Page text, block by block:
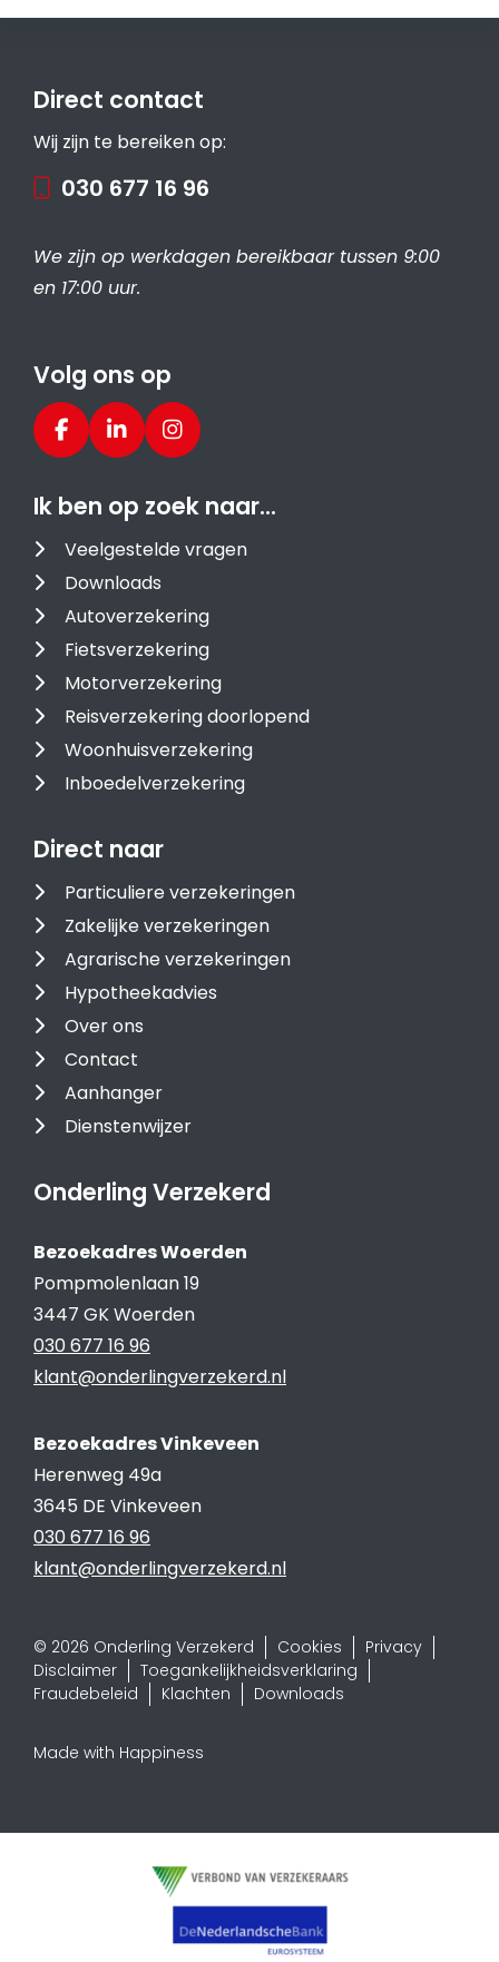
Direct contact
Wij zijn te bereiken op:
030 677 16 96
We zijn op werkdagen bereikbaar tussen 9:00
en 17:00 uur.
Volg ons op
Ik ben op zoek naar…
Veelgestelde vragen
Downloads
Autoverzekering
Fietsverzekering
Motorverzekering
Reisverzekering doorlopend
Woonhuisverzekering
Inboedelverzekering
Direct naar
Particuliere verzekeringen
Zakelijke verzekeringen
Agrarische verzekeringen
Hypotheekadvies
Over ons
Contact
Aanhanger
Dienstenwijzer
Onderling Verzekerd
Bezoekadres Woerden
Pompmolenlaan 19
3447 GK Woerden
030 677 16 96
klant@onderlingverzekerd.nl
Bezoekadres Vinkeveen
Herenweg 49a
3645 DE Vinkeveen
030 677 16 96
klant@onderlingverzekerd.nl
© 2026 Onderling Verzekerd Cookies
Privacy
Disclaimer
Toegankelijkheidsverklaring
Fraudebeleid
Klachten Downloads
Made with Happiness